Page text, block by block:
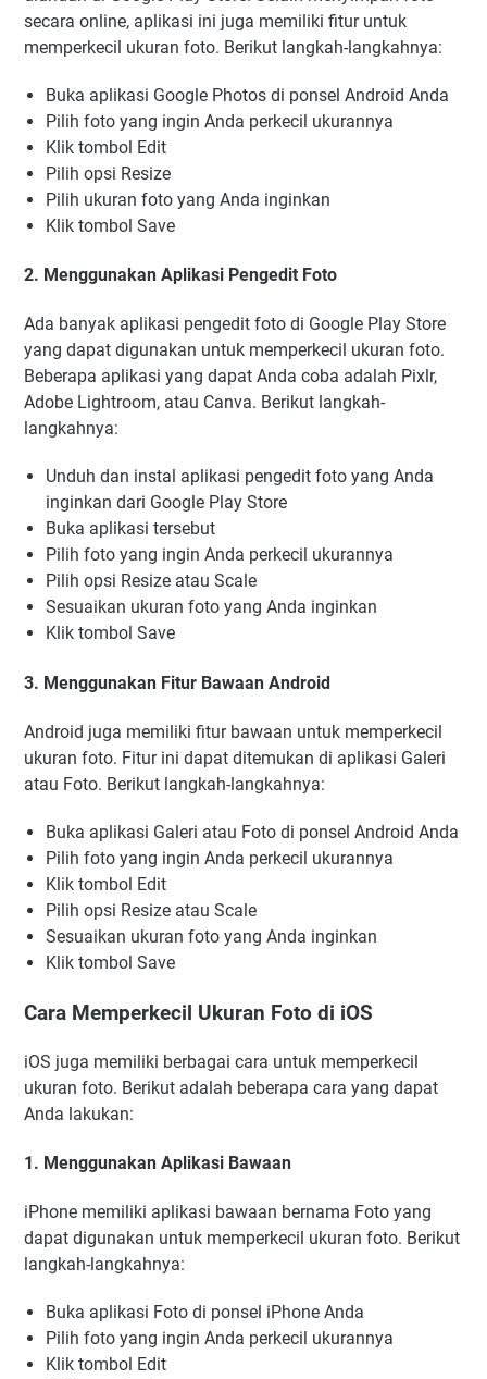
secara online, aplikasi ini juga memiliki fitur untuk
memperkecil ukuran foto. Berikut langkah-langkahnya:
Buka aplikasi Google Photos di ponsel Android Anda
Pilih foto yang ingin Anda perkecil ukurannya
Klik tombol Edit
Pilih opsi Resize
Pilih ukuran foto yang Anda inginkan
Klik tombol Save
2. Menggunakan Aplikasi Pengedit Foto
Ada banyak aplikasi pengedit foto di Google Play Store
yang dapat digunakan untuk memperkecil ukuran foto.
Beberapa aplikasi yang dapat Anda coba adalah Pixlr,
Adobe Lightroom, atau Canva. Berikut langkah-
langkahnya:
Unduh dan instal aplikasi pengedit foto yang Anda
inginkan dari Google Play Store
Buka aplikasi tersebut
Pilih foto yang ingin Anda perkecil ukurannya
Pilih opsi Resize atau Scale
Sesuaikan ukuran foto yang Anda inginkan
Klik tombol Save
3. Menggunakan Fitur Bawaan Android
Android juga memiliki fitur bawaan untuk memperkecil
ukuran foto. Fitur ini dapat ditemukan di aplikasi Galeri
atau Foto. Berikut langkah-langkahnya:
Buka aplikasi Galeri atau Foto di ponsel Android Anda
Pilih foto yang ingin Anda perkecil ukurannya
Klik tombol Edit
Pilih opsi Resize atau Scale
Sesuaikan ukuran foto yang Anda inginkan
Klik tombol Save
Cara Memperkecil Ukuran Foto di iOS
iOS juga memiliki berbagai cara untuk memperkecil
ukuran foto. Berikut adalah beberapa cara yang dapat
Anda lakukan:
1. Menggunakan Aplikasi Bawaan
iPhone memiliki aplikasi bawaan bernama Foto yang
dapat digunakan untuk memperkecil ukuran foto. Berikut
langkah-langkahnya:
Buka aplikasi Foto di ponsel iPhone Anda
Pilih foto yang ingin Anda perkecil ukurannya
Klik tombol Edit